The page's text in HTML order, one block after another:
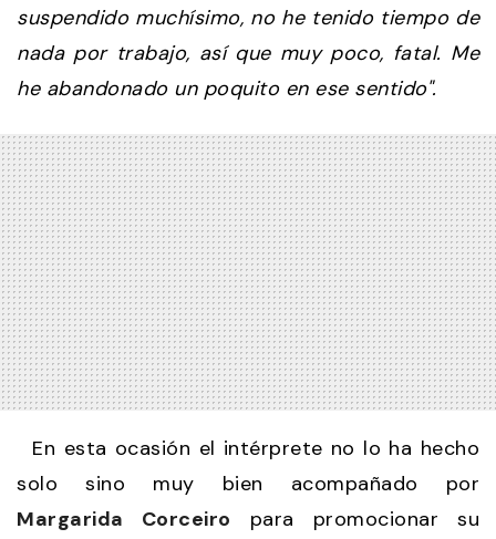
suspendido muchísimo, no he tenido tiempo de
nada por trabajo, así que muy poco, fatal. Me
he abandonado un poquito en ese sentido".
En esta ocasión el intérprete no lo ha hecho
solo sino muy bien acompañado por
Margarida Corceiro para promocionar su